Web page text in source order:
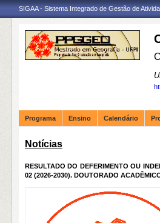
SIGAA - Sistema Integrado de Gestão de
Programa Ensino Calendário
Notícias
RESULTADO DO DEFERIMENTO OU
02 (2026-2030). DOUTORADO